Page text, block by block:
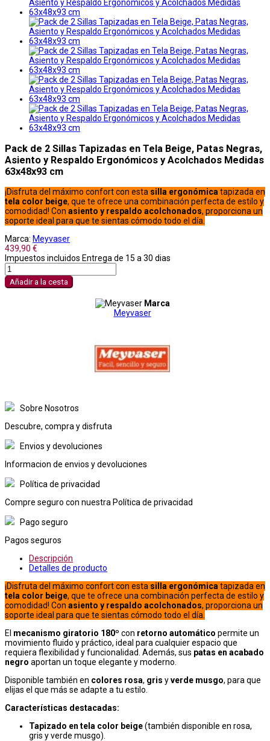
Pack de 2 Sillas Tapizadas en Tela Beige, Patas Negras,
Asiento y Respaldo Ergonómicos y Acolchados Medidas
63x48x93 cm
¡Disfruta del máximo confort con esta silla ergonómica tapizada en
tela color beige, que te ofrece una combinación perfecta de estilo y
comodidad! Con asiento y respaldo acolchonados, proporciona un
soporte ideal para que te sientas cómodo todo el día.
Marca: Meyvaser
439,90 €
Impuestos incluidos Entrega de 15 a 30 dias
Añadir a la cesta
Marca
Meyvaser
Sobre Nosotros
Descubre, compra y disfruta
Envios y devoluciones
Informacion de envios y devoluciones
Política de privacidad
Compre seguro con nuestra Política de privacidad
Pago seguro
Pagos seguros
Descripción
Detalles de producto
¡Disfruta del máximo confort con esta silla ergonómica tapizada en
tela color beige, que te ofrece una combinación perfecta de estilo y
comodidad! Con asiento y respaldo acolchonados, proporciona un
soporte ideal para que te sientas cómodo todo el día.
El mecanismo giratorio 180º con retorno automático permite un
movimiento fluido y práctico, ideal para cualquier espacio que
requiera flexibilidad y funcionalidad. Además, sus patas en acabado
negro aportan un toque elegante y moderno.
Disponible también en colores rosa, gris yverde musgo, para que
elijas el que más se adapte a tu estilo.
Características destacadas:
Tapizado en tela color beige(también disponible en rosa,
gris y verde musgo).